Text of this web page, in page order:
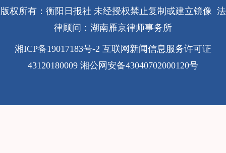
版权所有：衡阳日报社 未经授权禁止复制或建立镜像 法
律顾问：湖南雁京律师事务所
湘ICP备19017183号-2 互联网新闻信息服务许可证
43120180009 湘公网安备43040702000120号